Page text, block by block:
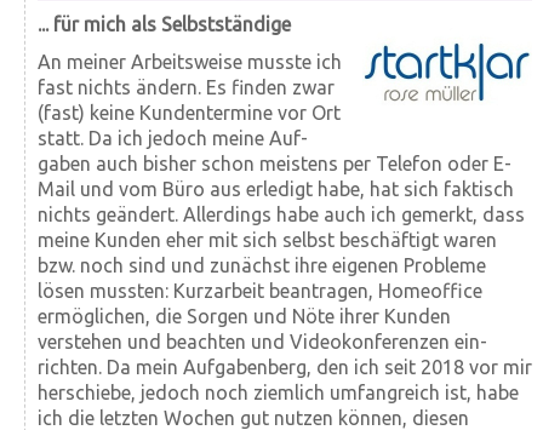
... für mich als Selbstständige
An meiner Arbeitsweise musste ich
fast nichts ändern. Es finden zwar
(fast) keine Kunden­termine vor Ort
statt. Da ich jedoch meine Auf­
gaben auch bisher schon meistens per Telefon oder E-
Mail und vom Büro aus erledigt habe, hat sich faktisch
nichts geändert. Allerdings habe auch ich gemerkt, dass
meine Kunden eher mit sich selbst beschäftigt waren
bzw. noch sind und zunächst ihre eigenen Probleme
lösen mussten: Kurz­arbeit beantragen, Home­office
ermöglichen, die Sorgen und Nöte ihrer Kunden
verstehen und beachten und Video­konferenzen ein­
richten. Da mein Aufgaben­berg, den ich seit 2018 vor mir
herschiebe, jedoch noch ziemlich umfangreich ist, habe
ich die letzten Wochen gut nutzen können, diesen